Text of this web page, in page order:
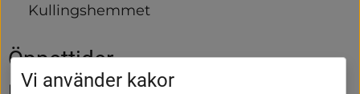
Kullingshemmet
Öppettider
Måndag, Tisdag, Onsdag och Torsdag 8.30-
Vi använder kakor